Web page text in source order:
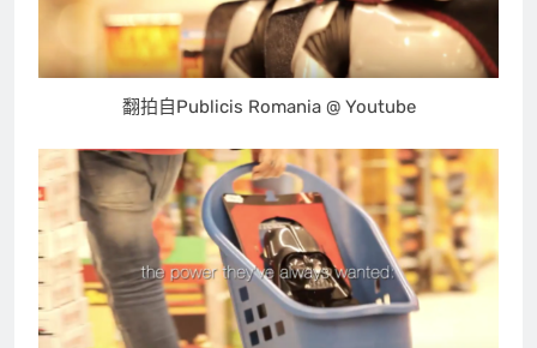
翻拍自Publicis Romania @ Youtube